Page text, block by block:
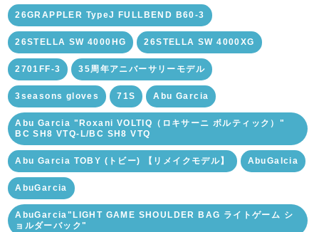
26GRAPPLER TypeJ FULLBEND B60-3
26STELLA SW 4000HG 26STELLA SW 4000XG
2701FF-3 35周年アニバーサリーモデル
3seasons gloves 71S Abu Garcia
Abu Garcia "Roxani VOLTIQ（ロキサーニ ボルティック）"
BC SH8 VTQ-L/BC SH8 VTQ
Abu Garcia TOBY (トビー) 【リメイクモデル】 AbuGalcia
AbuGarcia
AbuGarcia"LIGHT GAME SHOULDER BAG ライトゲーム シ
ョルダーバック"